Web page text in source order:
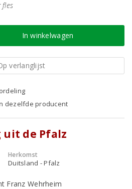
fles
In winkelwagen
verlanglijst
dezelfde producent
de Pfalz
Herkomst
Duitsland - Pfalz
Franz Wehrheim